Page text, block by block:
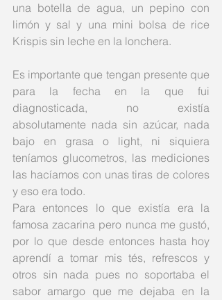
una botella de agua, un pepino con
limón y sal y una mini bolsa de rice
Krispis sin leche en la lonchera.
Es importante que tengan presente que
para la fecha en la que fui
diagnosticada, no existía
absolutamente nada sin azúcar, nada
bajo en grasa o light, ni siquiera
teníamos glucometros, las mediciones
las hacíamos con unas tiras de colores
y eso era todo.
Para entonces lo que existía era la
famosa zacarina pero nunca me gustó,
por lo que desde entonces hasta hoy
aprendí a tomar mis tés, refrescos y
otros sin nada pues no soportaba el
sabor amargo que me dejaba en la